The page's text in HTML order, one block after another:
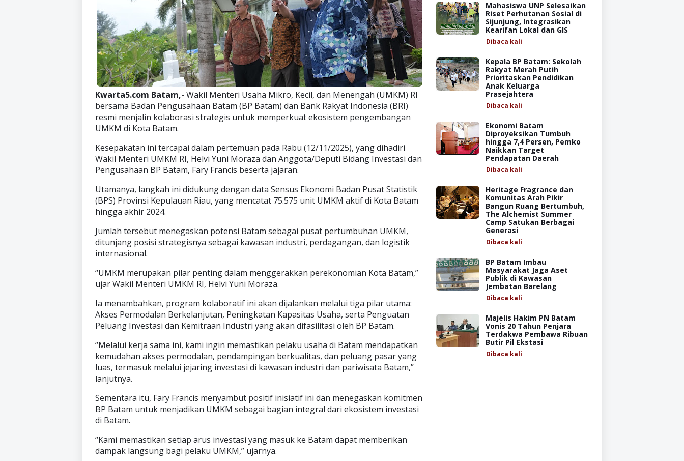
Kwarta5.com Batam,- Wakil Menteri Usaha Mikro, Kecil, dan Menengah (UMKM) RI
bersama Badan Pengusahaan Batam (BP Batam) dan Bank Rakyat Indonesia (BRI)
resmi menjalin kolaborasi strategis untuk memperkuat ekosistem pengembangan
UMKM di Kota Batam.
Kesepakatan ini tercapai dalam pertemuan pada Rabu (12/11/2025), yang dihadiri
Wakil Menteri UMKM RI, Helvi Yuni Moraza dan Anggota/Deputi Bidang Investasi dan
Pengusahaan BP Batam, Fary Francis beserta jajaran.
Utamanya, langkah ini didukung dengan data Sensus Ekonomi Badan Pusat Statistik
(BPS) Provinsi Kepulauan Riau, yang mencatat 75.575 unit UMKM aktif di Kota Batam
hingga akhir 2024.
Jumlah tersebut menegaskan potensi Batam sebagai pusat pertumbuhan UMKM,
ditunjang posisi strategisnya sebagai kawasan industri, perdagangan, dan logistik
internasional.
“UMKM merupakan pilar penting dalam menggerakkan perekonomian Kota Batam,”
ujar Wakil Menteri UMKM RI, Helvi Yuni Moraza.
Ia menambahkan, program kolaboratif ini akan dijalankan melalui tiga pilar utama:
Akses Permodalan Berkelanjutan, Peningkatan Kapasitas Usaha, serta Penguatan
Peluang Investasi dan Kemitraan Industri yang akan difasilitasi oleh BP Batam.
“Melalui kerja sama ini, kami ingin memastikan pelaku usaha di Batam mendapatkan
kemudahan akses permodalan, pendampingan berkualitas, dan peluang pasar yang
luas, termasuk melalui jejaring investasi di kawasan industri dan pariwisata Batam,”
lanjutnya.
Sementara itu, Fary Francis menyambut positif inisiatif ini dan menegaskan komitmen
BP Batam untuk menjadikan UMKM sebagai bagian integral dari ekosistem investasi
di Batam.
“Kami memastikan setiap arus investasi yang masuk ke Batam dapat memberikan
dampak langsung bagi pelaku UMKM,” ujarnya.
Mahasiswa UNP Selesaikan
Riset Perhutanan Sosial di
Sijunjung, Integrasikan
Kearifan Lokal dan GIS
Dibaca kali
Kepala BP Batam: Sekolah
Rakyat Merah Putih
Prioritaskan Pendidikan
Anak Keluarga
Prasejahtera
Dibaca kali
Ekonomi Batam
Diproyeksikan Tumbuh
hingga 7,4 Persen, Pemko
Naikkan Target
Pendapatan Daerah
Dibaca kali
Heritage Fragrance dan
Komunitas Arah Pikir
Bangun Ruang Bertumbuh,
The Alchemist Summer
Camp Satukan Berbagai
Generasi
Dibaca kali
BP Batam Imbau
Masyarakat Jaga Aset
Publik di Kawasan
Jembatan Barelang
Dibaca kali
Majelis Hakim PN Batam
Vonis 20 Tahun Penjara
Terdakwa Pembawa Ribuan
Butir Pil Ekstasi
Dibaca kali